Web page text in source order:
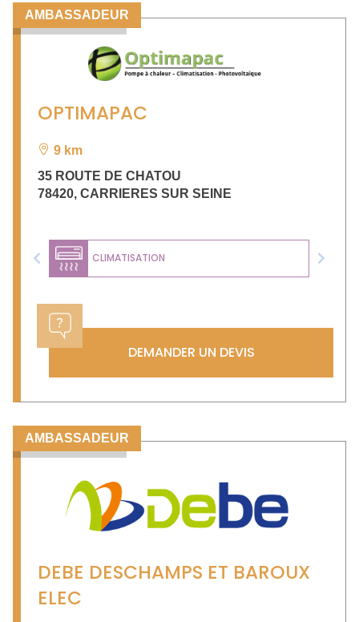
AMBASSADEUR
OPTIMAPAC
9 km
35 ROUTE DE CHATOU
78420, CARRIERES SUR SEINE
CLIMATISATION
Previous Next
DEMANDER UN DEVIS
AMBASSADEUR
DEBE DESCHAMPS ET BAROUX
ELEC